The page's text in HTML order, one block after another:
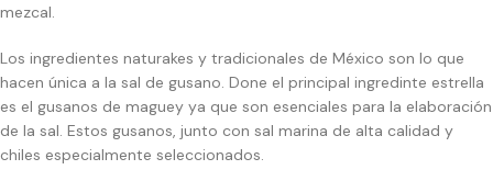
mezcal.
Los ingredientes naturakes y tradicionales de México son lo que
hacen única a la sal de gusano. Done el principal ingredinte estrella
es el gusanos de maguey ya que son esenciales para la elaboración
de la sal. Estos gusanos, junto con sal marina de alta calidad y
chiles especialmente seleccionados.